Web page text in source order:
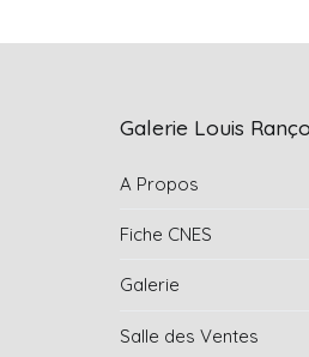
Galerie Louis
A Propos
Fiche CNES
Galerie
Salle des Ventes